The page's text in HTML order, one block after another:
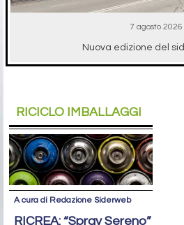
7 agosto 2026
Nuova edizione del
RICICLO IMBALLAGGI
A cura di Redazione Siderweb
RICREA: “Spray Sereno”